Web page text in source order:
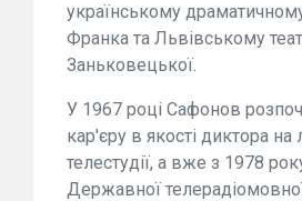
українському драматичному
Франка та Львівському
Заньковецької.
У 1967 році Сафонов
кар'єру в якості диктора на
телестудії, а вже з 1978
Державної